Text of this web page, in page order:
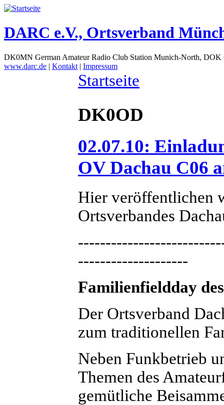
DARC e.V., Ortsverband
DK0MN German Amateur Radio Club Station Munich-North,
www.darc.de | Kontakt | Impressum
Startseite
DK0OD
02.07.10:
OV Dachau C06
Hier veröffentlichen
Ortsverbandes
--------------------
Familienfieldday
Der Ortsverband
zum traditionellen
Neben Funkbetrieb
Themen des
gemütliche